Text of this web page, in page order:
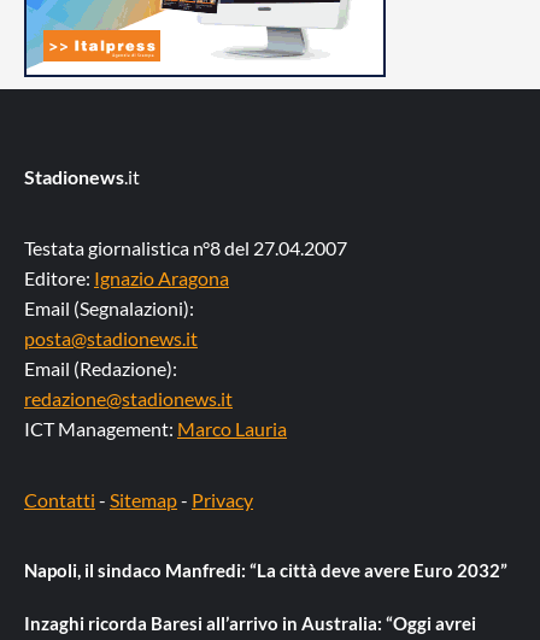
Stadionews.it
Testata giornalistica n°8 del 27.04.2007
Editore: Ignazio Aragona
Email (Segnalazioni):
posta@stadionews.it
Email (Redazione):
redazione@stadionews.it
ICT Management: Marco Lauria
Contatti - Sitemap- Privacy
Napoli, il sindaco Manfredi: “La città deve avere Euro 2032”
Inzaghi ricorda Baresi all’arrivo in Australia: “Oggi avrei